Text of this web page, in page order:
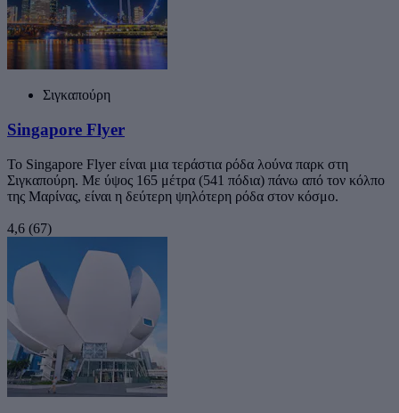
Σιγκαπούρη
Singapore Flyer
Το Singapore Flyer είναι μια τεράστια ρόδα λούνα παρκ στη
Σιγκαπούρη. Με ύψος 165 μέτρα (541 πόδια) πάνω από τον κόλπο
της Μαρίνας, είναι η δεύτερη ψηλότερη ρόδα στον κόσμο.
4,6 (67)